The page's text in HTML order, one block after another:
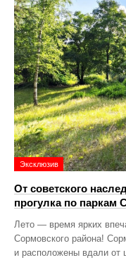
Эксклюзив
От советского
прогулка по паркам
Лето — время ярких
Сормовского района!
и расположены вдали от